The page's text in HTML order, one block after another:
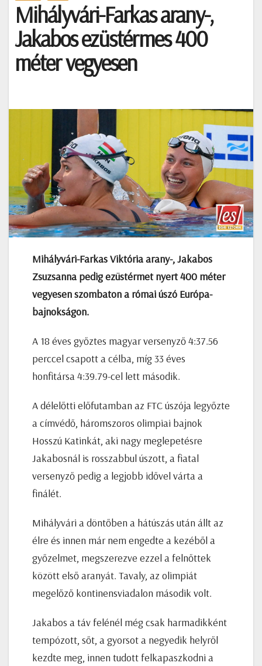
Mihályvári-Farkas arany-,
Jakabos ezüstérmes 400
méter vegyesen
Mihályvári-Farkas Viktória arany-, Jakabos
Zsuzsanna pedig ezüstérmet nyert 400 méter
vegyesen szombaton a római úszó Európa-
bajnokságon.
A 18 éves győztes magyar versenyző 4:37.56
perccel csapott a célba, míg 33 éves
honfitársa 4:39.79-cel lett második.
A délelőtti előfutamban az FTC úszója legyőzte
a címvédő, háromszoros olimpiai bajnok
Hosszú Katinkát, aki nagy meglepetésre
Jakabosnál is rosszabbul úszott, a fiatal
versenyző pedig a legjobb idővel várta a
finálét.
Mihályvári a döntőben a hátúszás után állt az
élre és innen már nem engedte a kezéből a
győzelmet, megszerezve ezzel a felnőttek
között első aranyát. Tavaly, az olimpiát
megelőző kontinensviadalon második volt.
Jakabos a táv felénél még csak harmadikként
tempózott, sőt, a gyorsot a negyedik helyről
kezdte meg, innen tudott felkapaszkodni a